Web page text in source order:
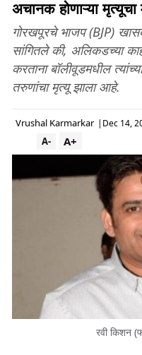
अचानक होणाऱ्या
गोरखपूरचे भाजप (BJP)
सांगितले की, अलिकडच्या
करताना बॉलीवूडमधील
तरुणांचा मृत्यू झाला आहे.
Vrushal Karmarkar | Dec 14,
A+
A-
रवी किशन